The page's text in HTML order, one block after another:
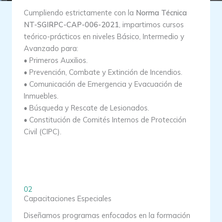
Cumpliendo estrictamente con la Norma Técnica
NT-SGIRPC-CAP-006-2021, impartimos cursos
teórico-prácticos en niveles Básico, Intermedio y
Avanzado para:
• Primeros Auxilios.
• Prevención, Combate y Extinción de Incendios.
• Comunicación de Emergencia y Evacuación de
Inmuebles.
• Búsqueda y Rescate de Lesionados.
• Constitución de Comités Internos de Protección
Civil (CIPC).
02
Capacitaciones Especiales
Diseñamos programas enfocados en la formación